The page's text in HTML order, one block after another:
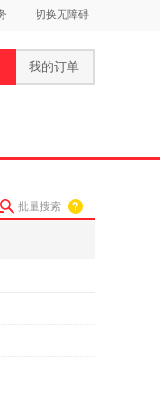
切换无障碍
我的订单
批量搜索